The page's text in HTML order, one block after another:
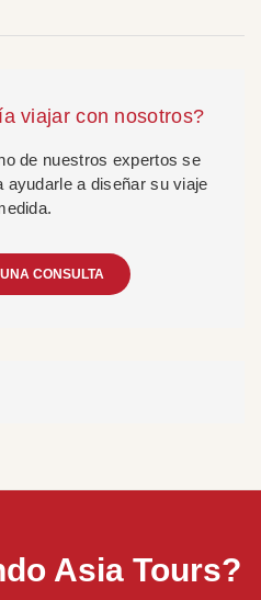
viajar con nosotros?
de nuestros expertos se
ayudarle a diseñar su viaje
CONSULTA
Asia Tours?